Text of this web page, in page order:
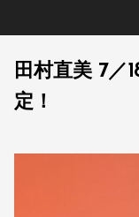
田村直美 7／
定！